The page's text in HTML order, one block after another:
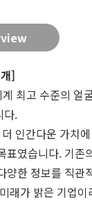
]
최고 수준의 얼
다.
더 인간다운 가치
표였습니다. 기존
양한 정보를 직
래가 밝은 기업